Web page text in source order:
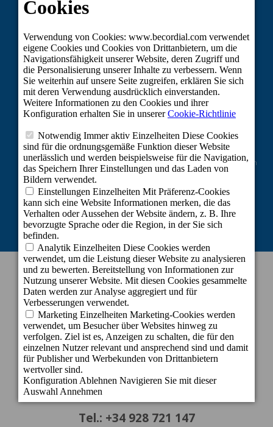
Vom Europäischen Fonds für regionale Entwicklung kofinanziertes Projekt im
Rahmen der Reaktion der Union auf die COVID-19-Pandemie: Zuschüsse der
Linie 2 zur Aufrechterhaltung der Tätigkeit von Selbstständigen und kleinen
und mittleren Unternehmen in den von der COVID-19-Krise am stärksten
betroffenen Sektoren.
KONTAKT INFORMATION
Zentrale
c/ Cartago, 22. El Tablero
35109 San Bartolomé de Tirajana - Gran
Canaria - Spanien
info@becordial.com
Tel.: +34 928 721 147